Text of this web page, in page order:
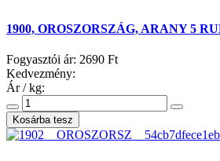
1900, OROSZORSZÁG, ARANY 5
Fogyasztói ár: 2690 Ft
Kedvezmény:
Ár / kg: